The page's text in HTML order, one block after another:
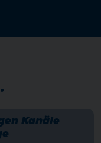
Kanäle